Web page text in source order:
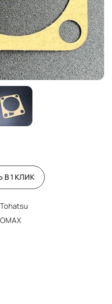
Tohatsu
OMAX
В 1 КЛИК